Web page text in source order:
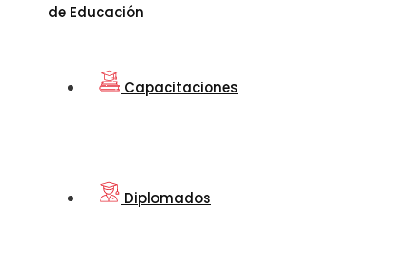
de Educación
Capacitaciones
Diplomados